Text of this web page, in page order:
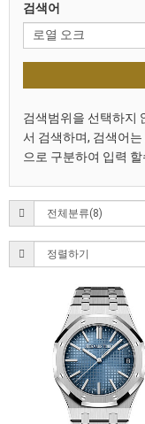
검색어
검색범위을 선택하지
서 검색하며, 검색어
으로 구분하여 입력 할